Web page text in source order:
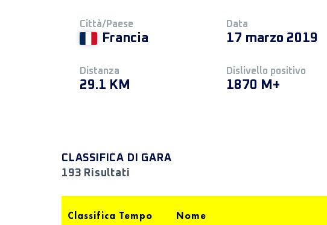
Città/Paese
Francia
Data
17 marzo 2019
Distanza
29.1 KM
Dislivello positivo
1870 M+
CLASSIFICA DI GARA
193 Risultati
Classifica Tempo Nome